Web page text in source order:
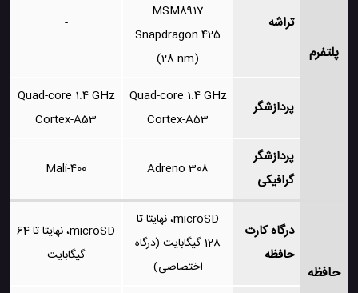
پلتفرم
تراشه
MSM8917
Snapdragon 425
(28 nm)
-
پردازشگر
Quad-core 1.4 GHz
Cortex-A53
Quad-core 1.4 GHz
Cortex-A53
پردازشگر
گرافیکی
Adreno 308
Mali-400
حافظه
درگاه کارت
حافظه
microSD، نهایتا تا
128 گیگابایت (درگاه
اختصاصی)
microSD، نهایتا تا 64
گیگابایت